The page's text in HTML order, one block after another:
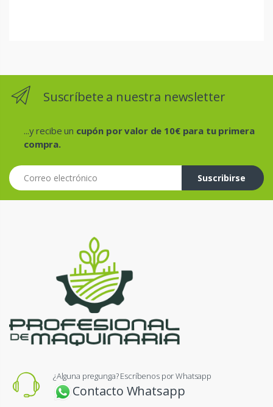
Suscríbete a nuestra newsletter
...y recibe un cupón por valor de 10€ para tu primera
compra.
Correo electrónico
Suscribirse
¿Alguna pregunga? Escríbenos por Whatsapp
Contacto Whatsapp